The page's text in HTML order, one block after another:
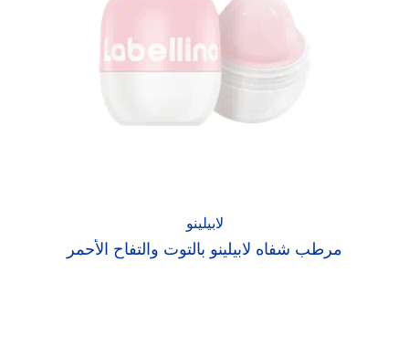
لابيلينو
مرطب شفاه لابيلينو بالتوت والتفاح الأحمر